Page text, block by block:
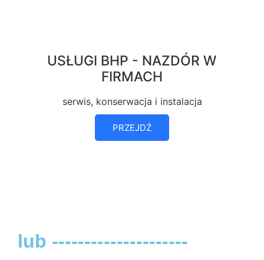
USŁUGI BHP - NAZDÓR W
FIRMACH
serwis, konserwacja i instalacja
PRZEJDŹ
lub ---------------------